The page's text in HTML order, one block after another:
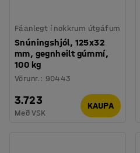
Fáanlegt í nokkrum útgáfum
Snúningshjól, 125x32
mm, gegnheilt gúmmí,
100 kg
Vörunr. : 90443
3.723
Með VSK
KAUPA